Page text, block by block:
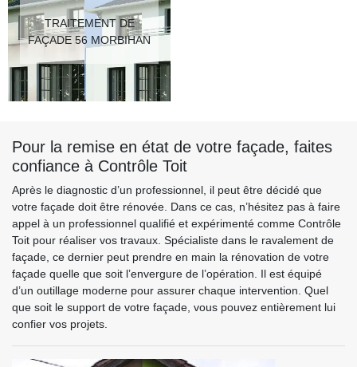
TRAITEMENT DE
FAÇADE 56 MORBIHAN
Pour la remise en état de votre façade, faites
confiance à Contrôle Toit
Après le diagnostic d’un professionnel, il peut être décidé que
votre façade doit être rénovée. Dans ce cas, n’hésitez pas à faire
appel à un professionnel qualifié et expérimenté comme Contrôle
Toit pour réaliser vos travaux. Spécialiste dans le ravalement de
façade, ce dernier peut prendre en main la rénovation de votre
façade quelle que soit l’envergure de l’opération. Il est équipé
d’un outillage moderne pour assurer chaque intervention. Quel
que soit le support de votre façade, vous pouvez entièrement lui
confier vos projets.